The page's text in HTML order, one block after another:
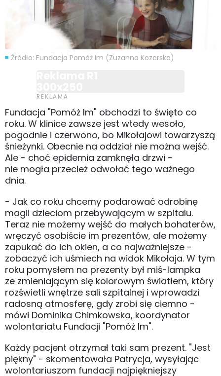
Źródło: Fundacja Pomóż Im (Zuzanna Kozerska)
Fundacja "Pomóż Im" obchodzi to święto co
roku. W klinice zawsze jest wtedy wesoło,
pogodnie i czerwono, bo Mikołajowi towarzyszą
śnieżynki. Obecnie na oddział nie można wejść.
Ale - choć epidemia zamknęła drzwi -
nie mogła przecież odwołać tego ważnego
dnia.
- Jak co roku chcemy podarować odrobinę
magii dzieciom przebywającym w szpitalu.
Teraz nie możemy wejść do małych bohaterów,
wręczyć osobiście im prezentów, ale możemy
zapukać do ich okien, a co najważniejsze -
zobaczyć ich uśmiech na widok Mikołaja. W tym
roku pomysłem na prezenty był miś-lampka
ze zmieniającym się kolorowym światłem, który
rozświetli wnętrze sali szpitalnej i wprowadzi
radosną atmosferę, gdy zrobi się ciemno -
mówi Dominika Chimkowska, koordynator
wolontariatu Fundacji "Pomóż Im".
Każdy pacjent otrzymał taki sam prezent. "Jest
piękny" - skomentowała Patrycja, wysyłając
wolontariuszom fundacji najpiękniejszy